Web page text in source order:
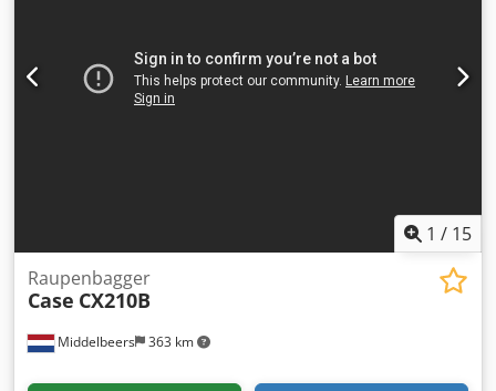
1 / 15
Middelbeers 363 km
Raupenbagger
Case CX210B